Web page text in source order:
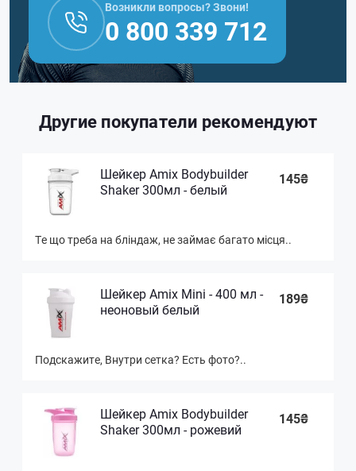
Возникли вопросы? Звони!
0 800 339 712
Другие покупатели рекомендуют
Шейкер Amix Bodybuilder
Shaker 300мл - белый
145₴
Те що треба на бліндаж, не займає багато місця..
Шейкер Amix Mini - 400 мл -
неоновый белый
189₴
Подскажите, Внутри сетка? Есть фото?..
Шейкер Amix Bodybuilder
Shaker 300мл - рожевий
145₴